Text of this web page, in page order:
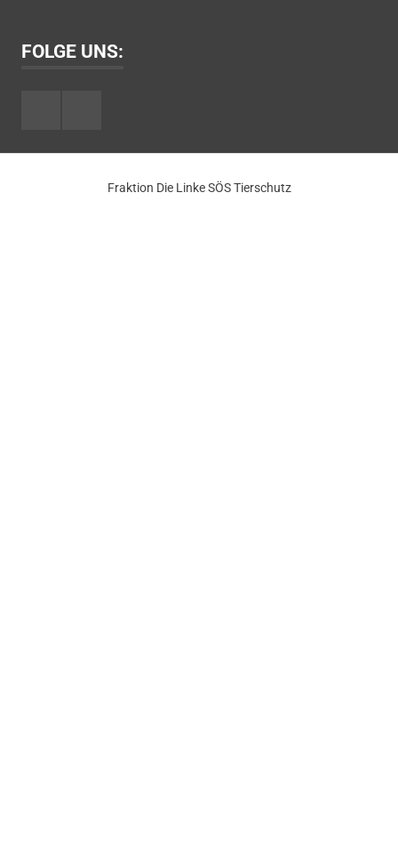
FOLGE UNS:
Fraktion Die Linke SÖS Tierschutz